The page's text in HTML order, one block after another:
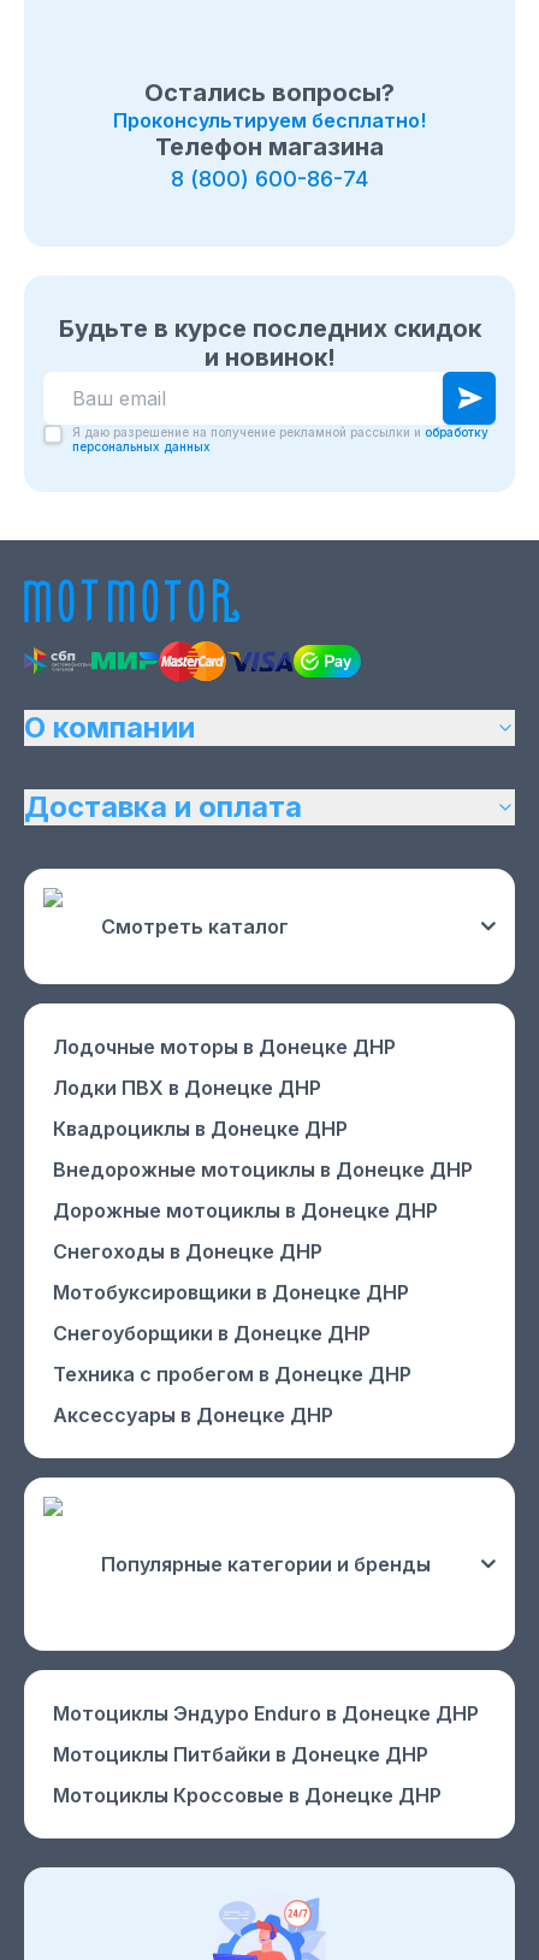
Остались вопросы?
Проконсультируем бесплатно!
Телефон магазина
8 (800) 600-86-74
Будьте в курсе последних скидок
и новинок!
Я даю разрешение на получение рекламной рассылки и обработку
персональных данных
О компании
Доставка и оплата
Смотреть каталог
Лодочные моторы в Донецке ДНР
Лодки ПВХ в Донецке ДНР
Квадроциклы в Донецке ДНР
Внедорожные мотоциклы в Донецке ДНР
Дорожные мотоциклы в Донецке ДНР
Снегоходы в Донецке ДНР
Мотобуксировщики в Донецке ДНР
Снегоуборщики в Донецке ДНР
Техника с пробегом в Донецке ДНР
Аксессуары в Донецке ДНР
Популярные категории и бренды
Мотоциклы Эндуро Enduro в Донецке ДНР
Мотоциклы Питбайки в Донецке ДНР
Мотоциклы Кроссовые в Донецке ДНР